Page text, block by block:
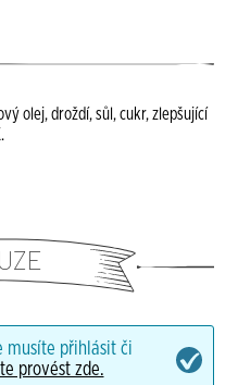
olej, droždí, sůl, cukr, zlepšující
musíte přihlásit či
provést zde.